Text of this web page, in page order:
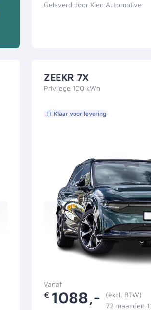
Geleverd door Kien Automotive
ZEEKR 7X
Privilege 100 kWh
Klaar voor levering
Vanaf
€ 1088,-
(excl. BTW)
72 maanden